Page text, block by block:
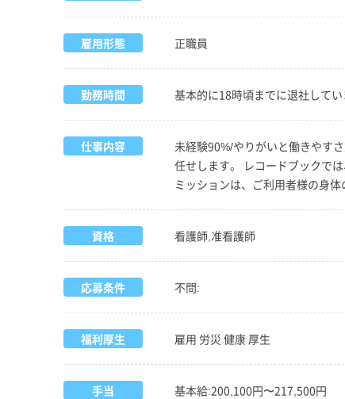
雇用形態 正職員
勤務時間 基本的に18時頃までに退社してい
仕事内容
未経験90%/やりがいと働きやす
任せします。 レコードブックで
ミッションは、ご利用者様の身
資格 看護師,准看護師
応募条件 不問:
福利厚生 雇用 労災 健康 厚生
手当
基本給:200,100円〜217,500円